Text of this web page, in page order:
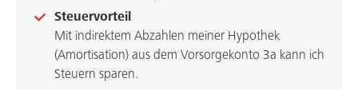
Steuervorteil
Mit indirektem Abzahlen meiner Hypothek
(Amortisation) aus dem Vorsorgekonto 3a kann ich
Steuern sparen.